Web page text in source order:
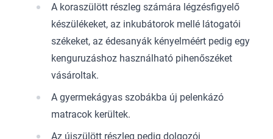
A koraszülött részleg számára légzésfigyelő
készülékeket, az inkubátorok mellé látogatói
székeket, az édesanyák kényelméért pedig egy
kenguruzáshoz használható pihenőszéket
vásároltak.
A gyermekágyas szobákba új pelenkázó
matracok kerültek.
Az újszülött részleg pedig dolgozói